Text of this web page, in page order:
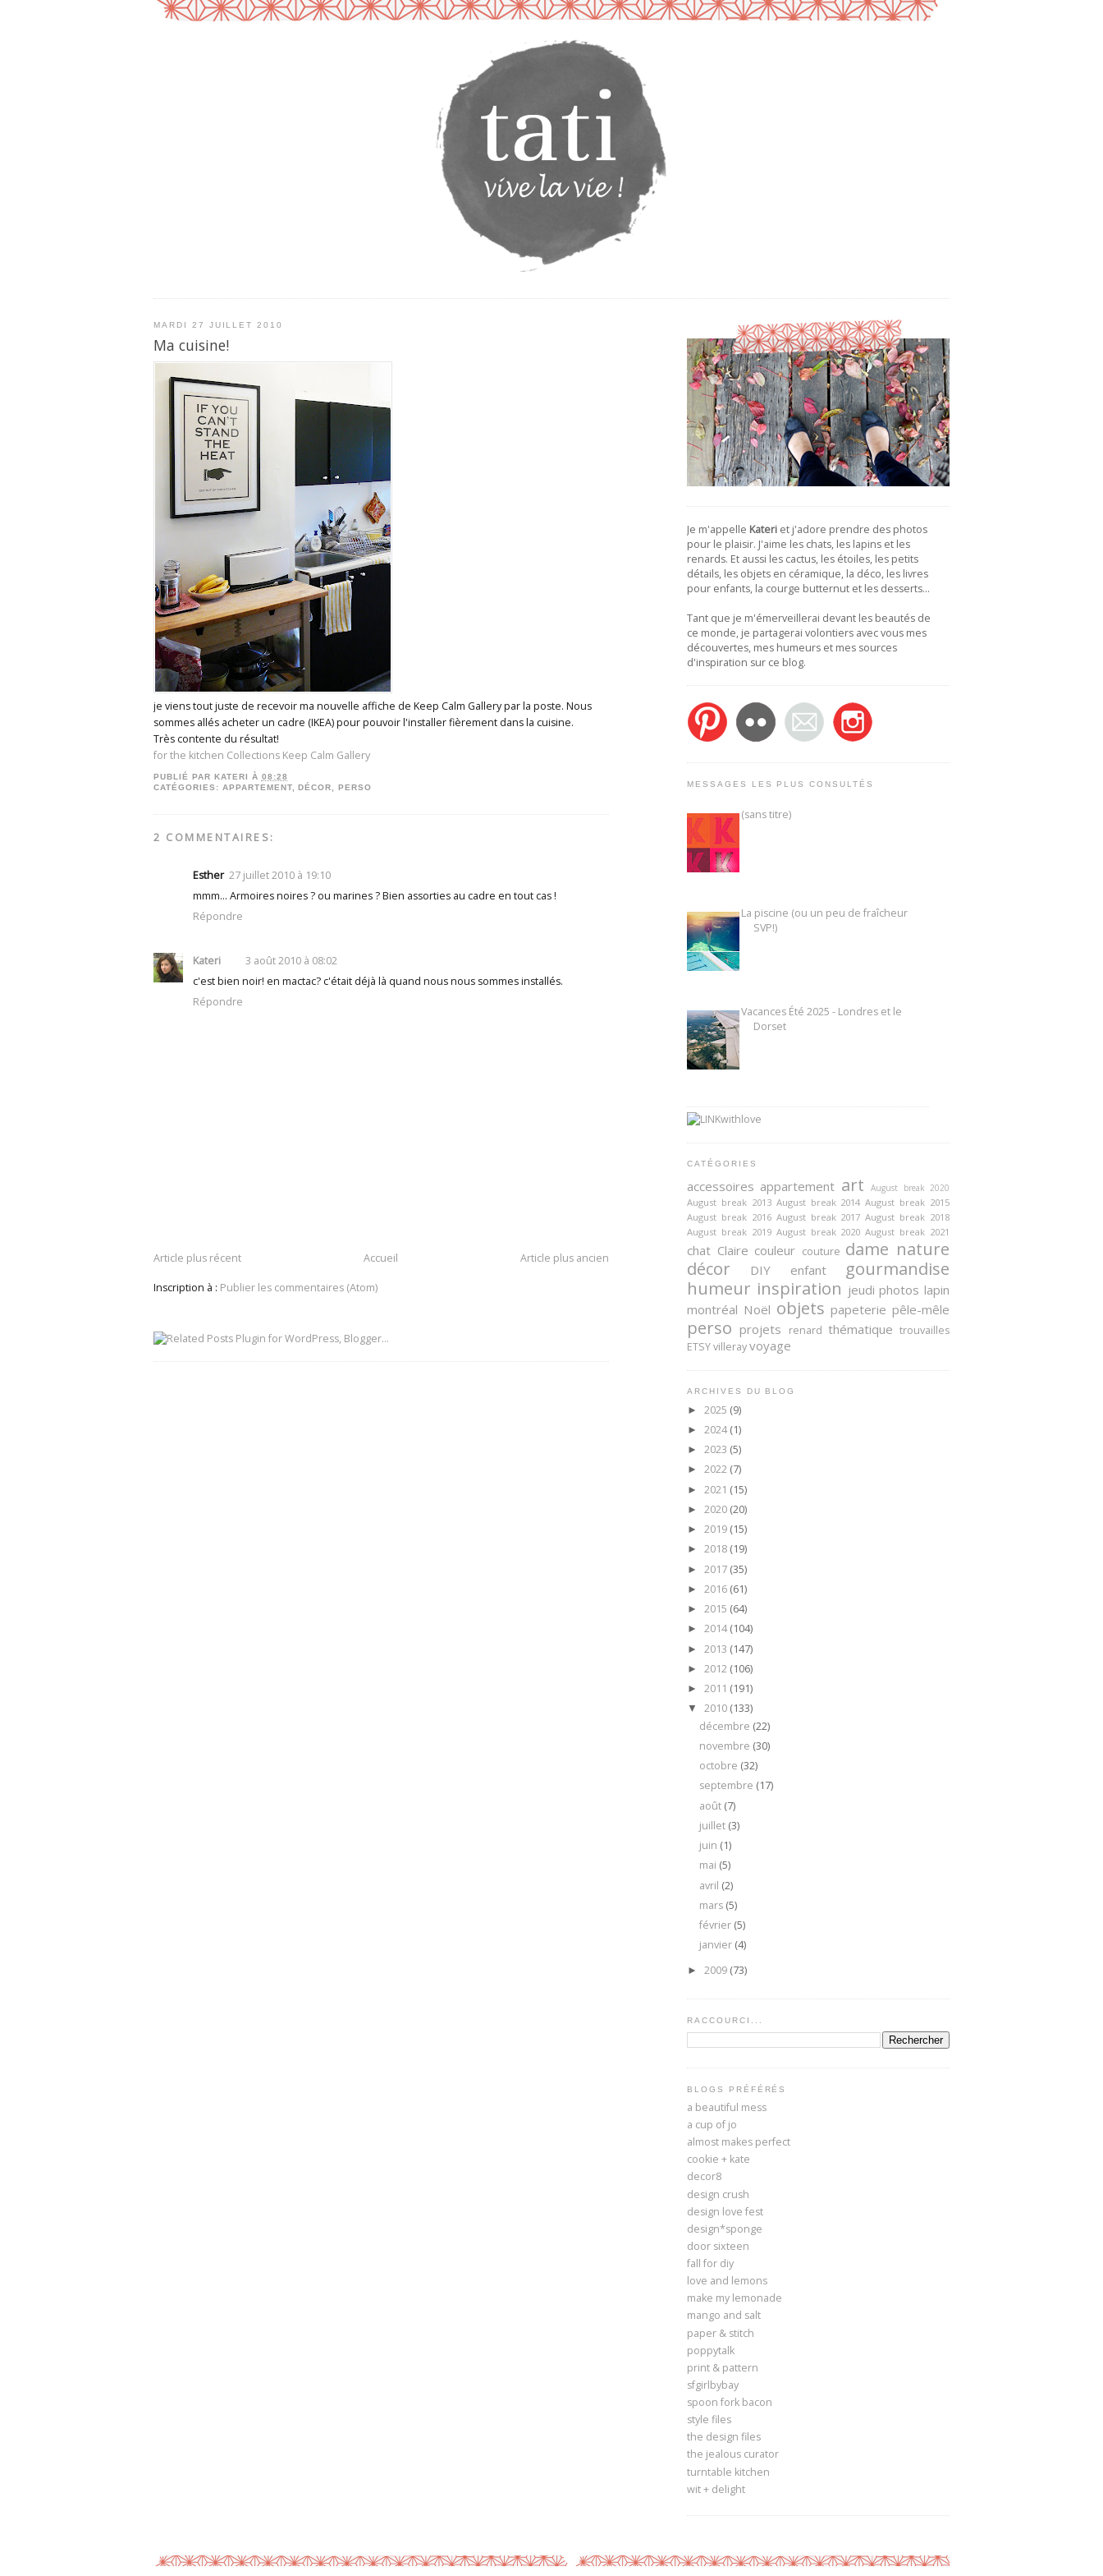
MARDI 27 JUILLET 2010
Ma cuisine!
je viens tout juste de recevoir ma nouvelle affiche de Keep Calm Gallery par la poste. Nous
sommes allés acheter un cadre (IKEA) pour pouvoir l'installer fièrement dans la cuisine.
Très contente du résultat!
for the kitchen Collections Keep Calm Gallery
PUBLIÉ PAR KATERI À 08:28
CATÉGORIES: APPARTEMENT,DÉCOR,PERSO
2 COMMENTAIRES:
Esther 27 juillet 2010 à 19:10
mmm... Armoires noires ? ou marines ? Bien assorties au cadre en tout cas !
Répondre
Kateri
3 août 2010 à 08:02
c'est bien noir! en mactac? c'était déjà là quand nous nous sommes installés.
Répondre
Article plus récent Article plus ancien
Accueil
Inscription à : Publier les commentaires (Atom)
Je m'appelle Kateri et j'adore prendre des photos
pour le plaisir. J'aime les chats, les lapins et les
renards. Et aussi les cactus, les étoiles, les petits
détails, les objets en céramique, la déco, les livres
pour enfants, la courge butternut et les desserts…
Tant que je m'émerveillerai devant les beautés de
ce monde, je partagerai volontiers avec vous mes
découvertes, mes humeurs et mes sources
d'inspiration sur ce blog.
MESSAGES LES PLUS CONSULTÉS
(sans titre)
La piscine (ou un peu de fraîcheur
SVP!)
Vacances Été 2025 - Londres et le
Dorset
CATÉGORIES
accessoires appartement art August break 2020
August break 2013 August break 2014 August break 2015
August break 2016 August break 2017 August break 2018
August break 2019 August break 2020 August break 2021
chat Claire couleur couture dame nature
décor
DIY enfant
gourmandise
humeur inspiration jeudi photos lapin
montréal Noël objets papeterie pêle-mêle
perso projets renard thématique trouvailles
ETSYvillerayvoyage
ARCHIVES DU BLOG
► 2025 (9)
► 2024(1)
► 2023 (5)
► 2022 (7)
► 2021 (15)
► 2020 (20)
► 2019 (15)
► 2018 (19)
► 2017 (35)
► 2016 (61)
► 2015 (64)
► 2014(104)
► 2013 (147)
► 2012 (106)
► 2011 (191)
▼ 2010 (133)
décembre (22)
novembre (30)
octobre (32)
septembre (17)
août (7)
juillet (3)
juin (1)
mai (5)
avril (2)
mars (5)
février (5)
janvier (4)
► 2009 (73)
RACCOURCI...
BLOGS PRÉFÉRÉS
a beautiful mess
a cup of jo
almost makes perfect
cookie + kate
decor8
design crush
design love fest
design*sponge
door sixteen
fall for diy
love and lemons
make my lemonade
mango and salt
paper & stitch
poppytalk
print & pattern
sfgirlbybay
spoon fork bacon
style files
the design files
the jealous curator
turntable kitchen
wit + delight